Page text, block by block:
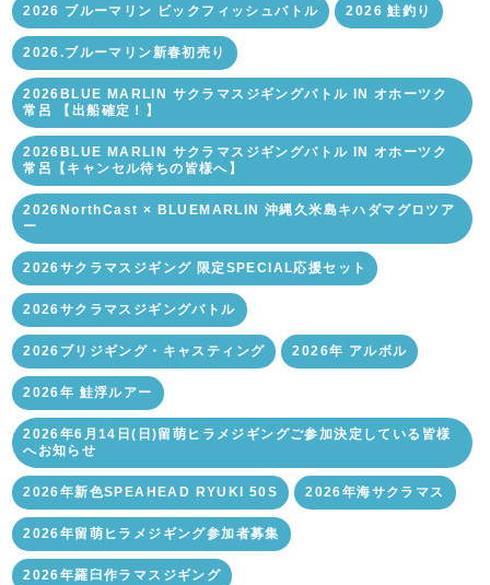
2026 ブルーマリン ビックフィッシュバトル 2026 鮭釣り
2026.ブルーマリン新春初売り
2026BLUE MARLIN サクラマスジギングバトル IN オホーツク
常呂 【出船確定！】
2026BLUE MARLIN サクラマスジギングバトル IN オホーツク
常呂【キャンセル待ちの皆様へ】
2026NorthCast × BLUEMARLIN 沖縄久米島キハダマグロツア
ー
2026サクラマスジギング 限定SPECIAL応援セット
2026サクラマスジギングバトル
2026ブリジギング・キャスティング 2026年 アルボル
2026年 鮭浮ルアー
2026年6月14日(日)留萌ヒラメジギングご参加決定している皆様
へお知らせ
2026年新色SPEAHEAD RYUKI 50S 2026年海サクラマス
2026年留萌ヒラメジギング参加者募集
2026年羅臼作ラマスジギング